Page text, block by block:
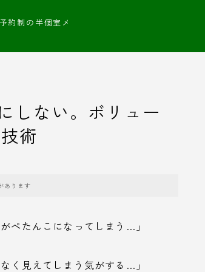
約制の半個室メ
しない。ボリュー
術
あります
ぺたんこになってしまう…」
く見えてしまう気がする…」